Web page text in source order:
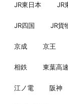
JR東日本 JR
JR四国 JR貨
京成 京王
相鉄 東葉高
江ノ電 阪神